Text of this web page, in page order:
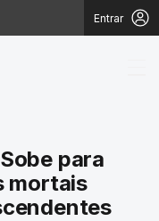
Entrar
para
mortais